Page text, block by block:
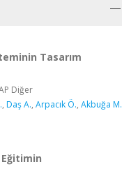
Tasarım
Diğer
, Daş A., Arpacık Ö., Akbuğa M.